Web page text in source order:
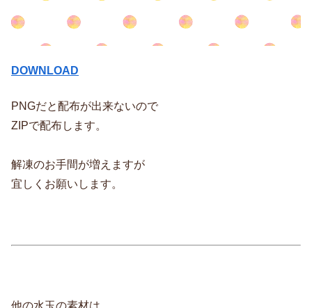
DOWNLOAD
PNGだと配布が出来ないので
ZIPで配布します。
解凍のお手間が増えますが
宜しくお願いします。